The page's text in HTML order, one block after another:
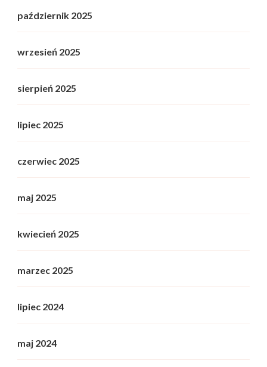
październik 2025
wrzesień 2025
sierpień 2025
lipiec 2025
czerwiec 2025
maj 2025
kwiecień 2025
marzec 2025
lipiec 2024
maj 2024